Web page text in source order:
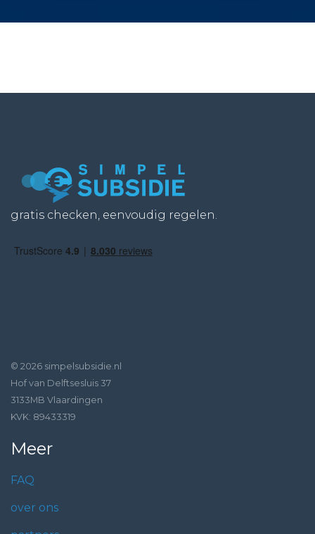
gratis checken, eenvoudig regelen.
© 2026 simpelsubsidie.nl
Hof van Delftsesluis 37
3133MB Vlaardingen
KVK: 89433319
Meer
FAQ
over ons